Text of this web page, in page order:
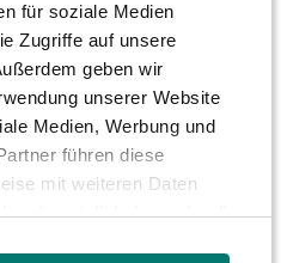
für soziale Medien
Zugriffe auf unsere
geben wir
unserer Website
Medien, Werbung und
führen diese
mit weiteren Daten
haben oder die
hinnehmbar, wenn
EY respektive
einen Vergleich
Anleger nicht mit am
Mann.